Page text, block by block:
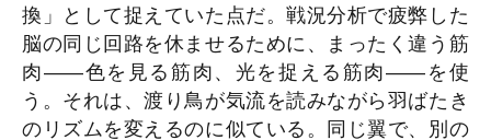
換」として捉えていた点だ。戦況分析で疲弊した
脳の同じ回路を休ませるために、まったく違う筋
肉――色を見る筋肉、光を捉える筋肉――を使
う。それは、渡り鳥が気流を読みながら羽ばたき
のリズムを変えるのに似ている。同じ翼で、別の